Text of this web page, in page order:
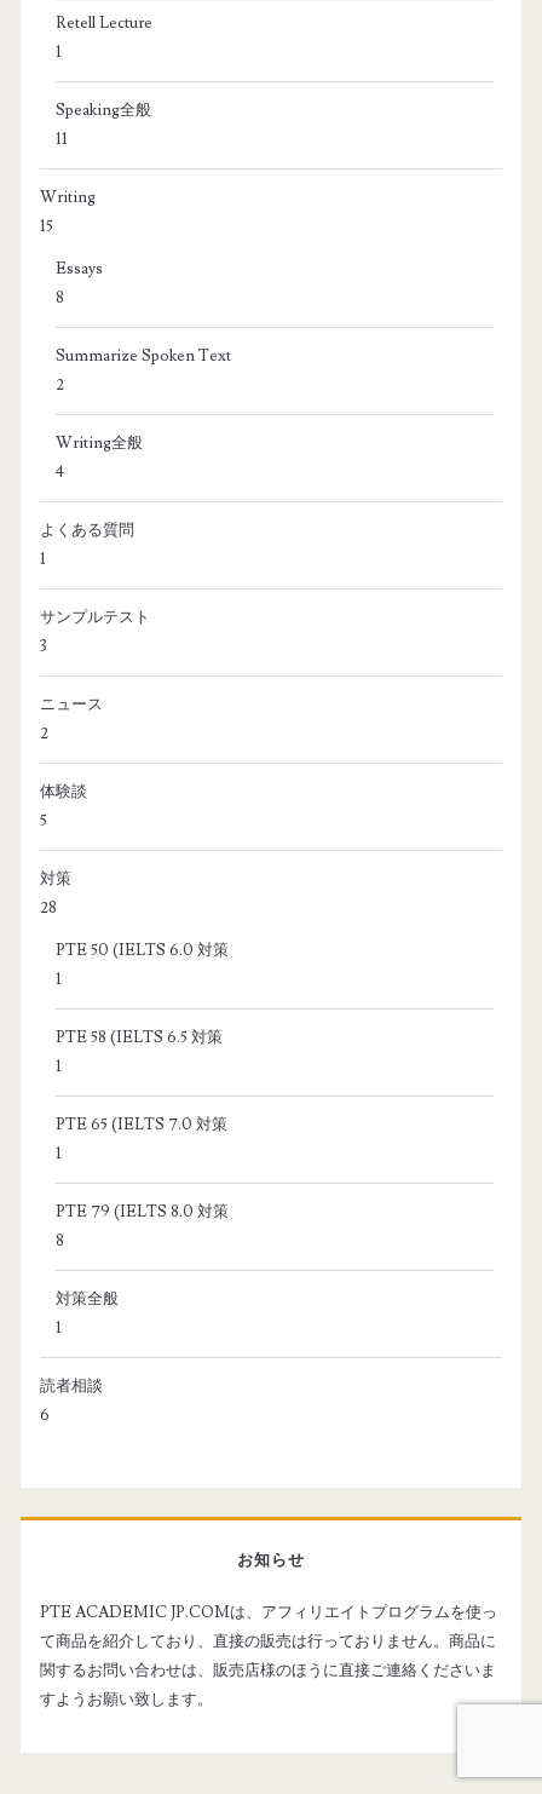
Retell Lecture
1
Speaking全般
11
Writing
15
Essays
8
Summarize Spoken Text
2
Writing全般
4
よくある質問
1
サンプルテスト
3
ニュース
2
体験談
5
対策
28
PTE 50 (IELTS 6.0 対策
1
PTE 58 (IELTS 6.5 対策
1
PTE 65 (IELTS 7.0 対策
1
PTE 79 (IELTS 8.0 対策
8
対策全般
1
読者相談
6
お知らせ
PTE ACADEMIC JP.COMは、アフィリエイトプログラムを使っ
て商品を紹介しており、直接の販売は行っておりません。商品に
関するお問い合わせは、販売店様のほうに直接ご連絡くださいま
すようお願い致します。